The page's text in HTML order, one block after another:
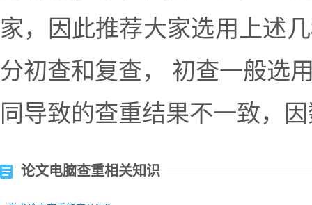
家，因此推荐大家选用上述
分初查和复查， 初查一般选
同导致的查重结果不一致，
论文电脑查重相关知识